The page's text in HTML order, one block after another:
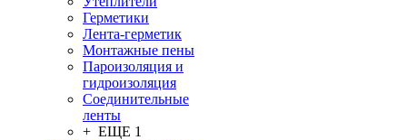
Герметики
Лента-герметик
Монтажные пены
Пароизоляция и
гидроизоляция
Соединительные
ленты
+ ЕЩЕ 1